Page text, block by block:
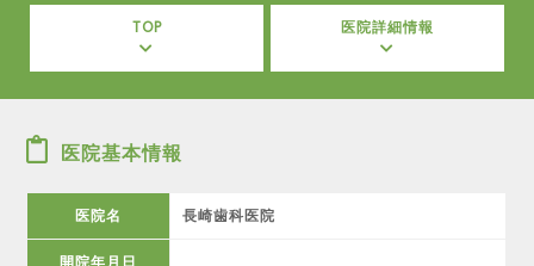
TOP 医院詳細情報
医院基本情報
医院名 長崎歯科医院
開院年月日